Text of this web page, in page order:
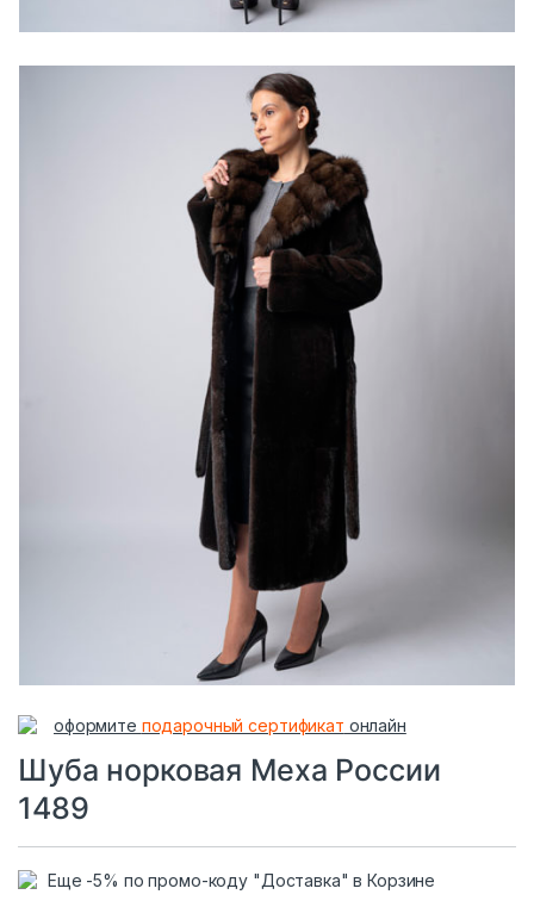
оформите подарочный сертификат онлайн
Шуба норковая Меха России
1489
Еще -5% по промо-коду "Доставка" в Корзине